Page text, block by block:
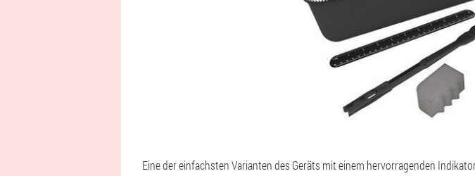
Eine der einfachsten Varianten des Geräts mit einem hervorragenden